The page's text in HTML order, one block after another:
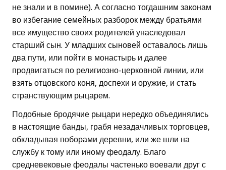
не знали и в помине). А согласно тогдашним законам
во избегание семейных разборок между братьями
все имущество своих родителей унаследовал
старший сын. У младших сыновей оставалось лишь
два пути, или пойти в монастырь и далее
продвигаться по религиозно-церковной линии, или
взять отцовского коня, доспехи и оружие, и стать
странствующим рыцарем.
Подобные бродячие рыцари нередко объединялись
в настоящие банды, грабя незадачливых торговцев,
обкладывая поборами деревни, или же шли на
службу к тому или иному феодалу. Благо
средневековые феодалы частенько воевали друг с